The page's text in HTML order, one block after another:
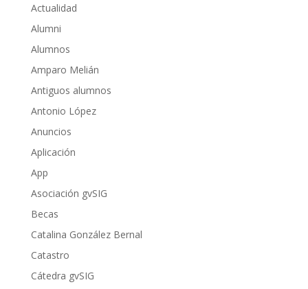
Actualidad
Alumni
Alumnos
Amparo Melián
Antiguos alumnos
Antonio López
Anuncios
Aplicación
App
Asociación gvSIG
Becas
Catalina González Bernal
Catastro
Cátedra gvSIG